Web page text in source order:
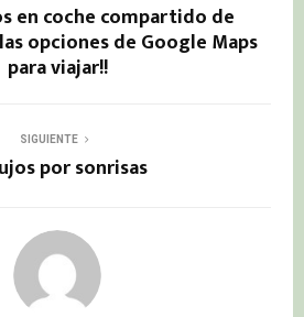
en coche compartido de
opciones de Google Maps
para viajar!!
SIGUIENTE
por sonrisas